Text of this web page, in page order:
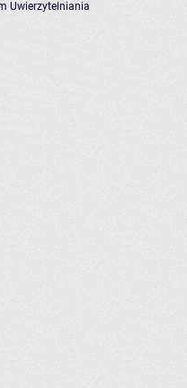
Uwierzytelniania